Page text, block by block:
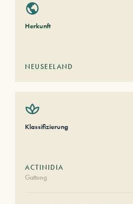
Herkunft
NEUSEELAND
Klassifizierung
ACTINIDIA
Gattung